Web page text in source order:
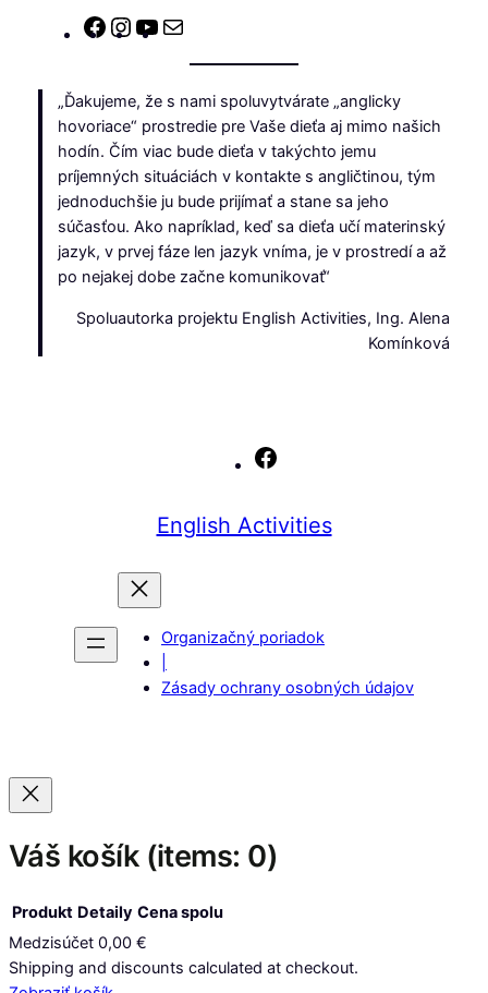
Facebook
Instagram
YouTube
„Ďakujeme, že s nami spoluvytvárate „anglicky
hovoriace“ prostredie pre Vaše dieťa aj mimo našich
hodín. Čím viac bude dieťa v takýchto jemu
príjemných situáciách v kontakte s angličtinou, tým
jednoduchšie ju bude prijímať a stane sa jeho
súčasťou. Ako napríklad, keď sa dieťa učí materinský
jazyk, v prvej fáze len jazyk vníma, je v prostredí a až
po nejakej dobe začne komunikovať“
Spoluautorka projektu English Activities, Ing. Alena
Komínková
English Activities
Organizačný poriadok
Zásady ochrany osobných údajov
Váš košík (items: 0)
Produkty
Produkt Detaily Cena spolu
Medzisúčet 0,00 €
Shipping and discounts calculated at checkout.